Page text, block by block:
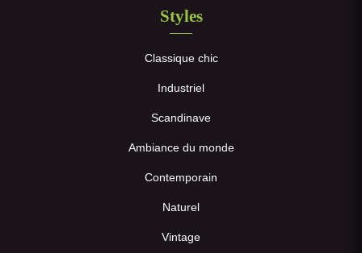
Styles
Classique chic
Industriel
Scandinave
Ambiance du monde
Contemporain
Naturel
Vintage